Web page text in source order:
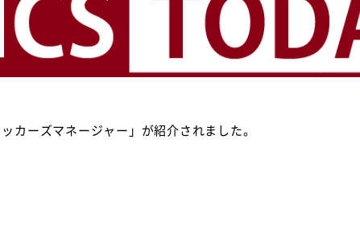
カーズマネージャー」が紹介されました。